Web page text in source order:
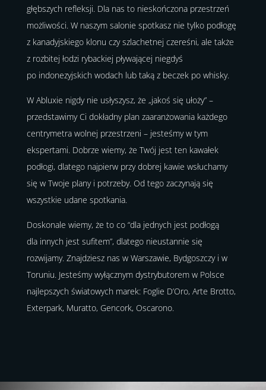
głębszych refleksji. Dla nas to nieskończona przestrzeń
możliwości. W naszym salonie spotkasz nie tylko podłogę
z kanadyjskiego klonu czy szlachetnej czereśni, ale także
z rozbitej łodzi rybackiej pływającej niegdyś
po indonezyjskich wodach lub taką z beczek po whisky.
W Abluxie nigdy nie usłyszysz, że „jakoś się ułoży” –
przedstawimy Ci dokładny plan zaaranżowania każdego
centrymetra wolnej przestrzeni – jesteśmy w tym
ekspertami. Dobrze wiemy, że Twój jest ten kawałek
podłogi, dlatego najpierw przy dobrej kawie wsłuchamy
się w Twoje plany i potrzeby. Od tego zaczynają się
wszystkie udane spotkania.
Doskonale wiemy, że to co “dla jednych jest podłogą
dla innych jest sufitem”, dlatego nieustannie się
rozwijamy. Znajdziesz nas w Warszawie, Bydgoszczy i w
Toruniu. Jesteśmy wyłącznym dystrybutorem w Polsce
najlepszych światowych marek: Foglie D’Oro, Arte Brotto,
Exterpark, Muratto, Gencork, Oscarono.